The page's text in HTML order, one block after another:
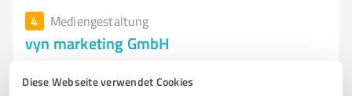
Diese Webseite verwendet Cookies
4 Mediengestaltung
vyn marketing GmbH
Digitalagentur Siegen